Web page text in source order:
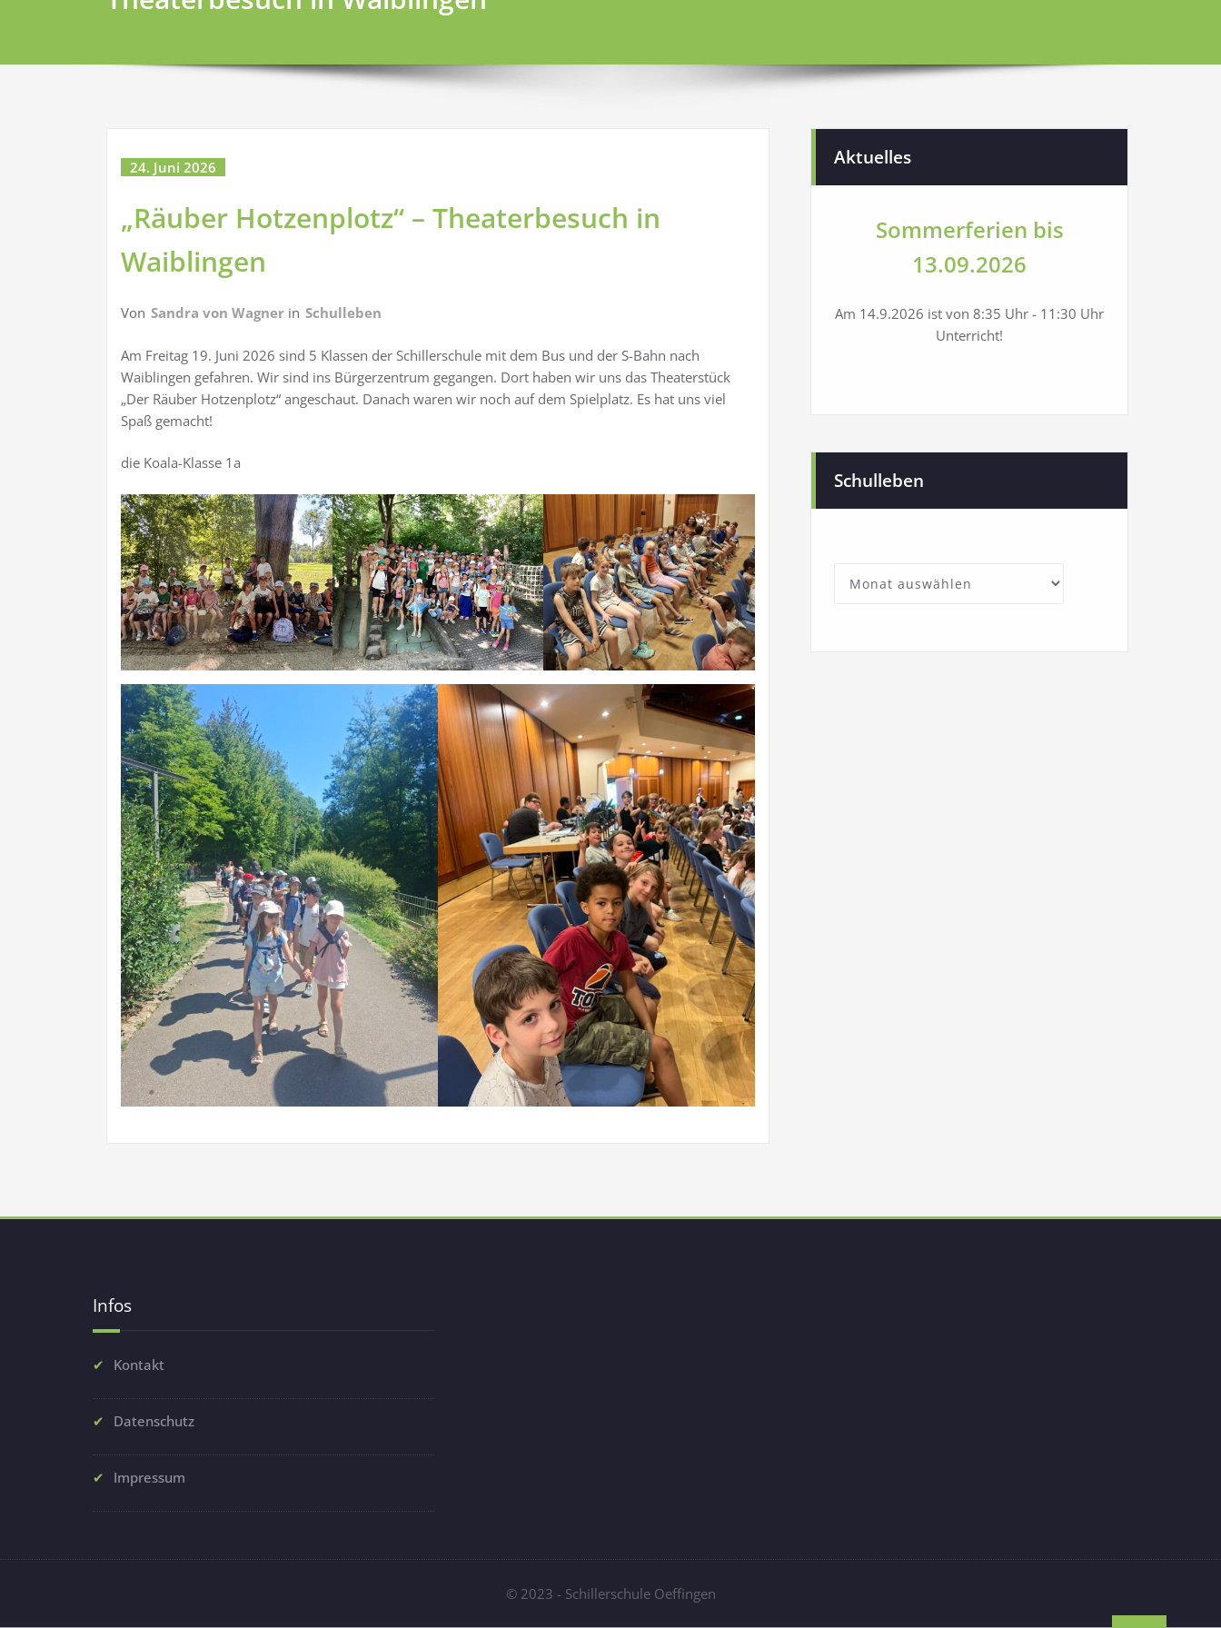
24. Juni 2026
„Räuber Hotzenplotz“ – Theaterbesuch in
Waiblingen
Von Sandra von Wagner in Schulleben
Am Freitag 19. Juni 2026 sind 5 Klassen der Schillerschule mit dem Bus und der S-Bahn nach
Waiblingen gefahren. Wir sind ins Bürgerzentrum gegangen. Dort haben wir uns das Theaterstück
„Der Räuber Hotzenplotz“ angeschaut. Danach waren wir noch auf dem Spielplatz. Es hat uns viel
Spaß gemacht!
die Koala-Klasse 1a
Aktuelles
Sommerferien bis
13.09.2026
Am 14.9.2026 ist von 8:35 Uhr - 11:30 Uhr
Unterricht!
Schulleben
Infos
Kontakt
Datenschutz
Impressum
© 2023 - Schillerschule Oeffingen